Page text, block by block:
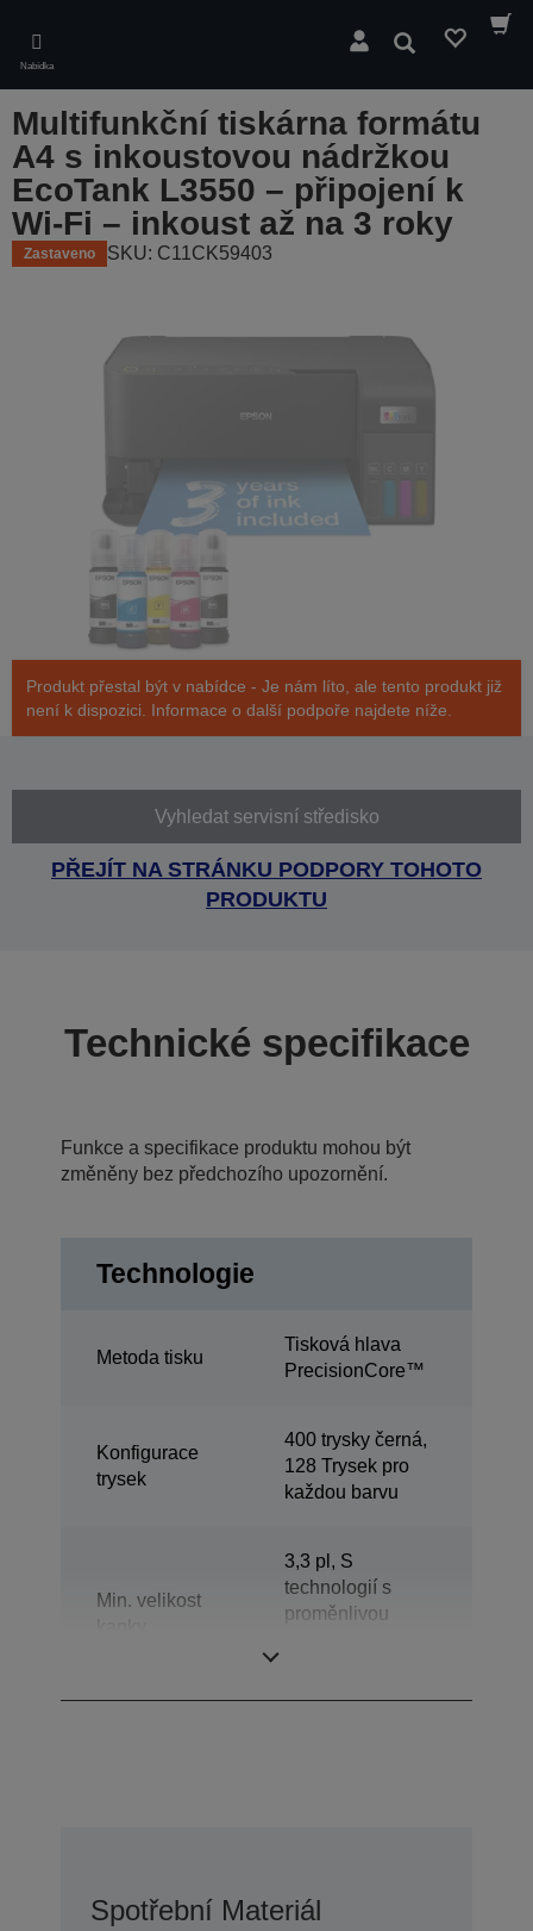
main
content
Nabídka
Hledat
Multifunkční tiskárna formátu
A4 s inkoustovou nádržkou
EcoTank L3550 – připojení k
Wi-Fi – inkoust až na 3 roky
Zastaveno SKU: C11CK59403
Produkt přestal být v nabídce - Je nám líto, ale tento produkt již
není k dispozici. Informace o další podpoře najdete níže.
Vyhledat servisní středisko
PŘEJÍT NA STRÁNKU PODPORY TOHOTO
PRODUKTU
Technické specifikace
Funkce a specifikace produktu mohou být
změněny bez předchozího upozornění.
Technologie
Metoda tisku
Tisková hlava
PrecisionCore™
Konfigurace
trysek
400 trysky černá,
128 Trysek pro
každou barvu
Min. velikost
3,3 pl, S
technologií s
proměnlivou
Spotřební Materiál